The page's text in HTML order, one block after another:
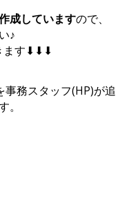
成していますので、
♪
ます⬇⬇⬇
務スタッフ(HP)が追